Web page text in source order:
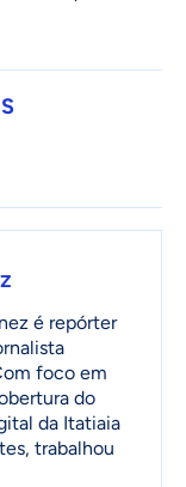
é repórter
foco em
do
da Itatiaia
trabalhou